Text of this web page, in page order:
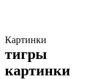
Картинки
тигры
картинки